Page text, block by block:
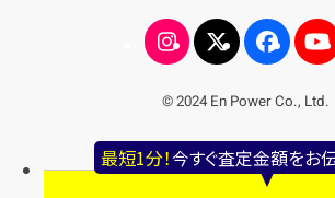
最短1分！今すぐ査定金額をお
© 2024 En Power Co., Ltd.